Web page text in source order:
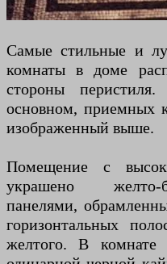
Самые стильные и
комнаты в доме
стороны
основном, приемных
изображенный выше.
Помещение с
украшено желто-
панелями,
горизонтальных
желтого. В